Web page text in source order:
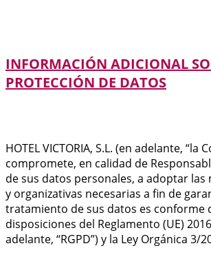
INFORMACIÓN ADICIONAL
PROTECCIÓN DE DATOS
HOTEL VICTORIA, S.L. (en adelante, “la
compromete, en calidad de
de sus datos personales, a adoptar las
y organizativas necesarias a fin de
tratamiento de sus datos es conforme
disposiciones del Reglamento (UE)
adelante, “RGPD”) y la Ley Orgánica 3/